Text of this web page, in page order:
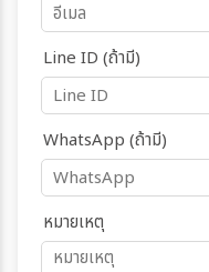
Line ID (ถ้ามี)
WhatsApp (ถ้ามี)
หมายเหตุ